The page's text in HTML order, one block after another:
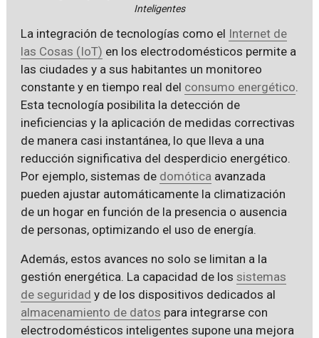
Inteligentes
La integración de tecnologías como el Internet de
las Cosas (IoT) en los electrodomésticos permite a
las ciudades y a sus habitantes un monitoreo
constante y en tiempo real del consumo energético.
Esta tecnología posibilita la detección de
ineficiencias y la aplicación de medidas correctivas
de manera casi instantánea, lo que lleva a una
reducción significativa del desperdicio energético.
Por ejemplo, sistemas de domótica avanzada
pueden ajustar automáticamente la climatización
de un hogar en función de la presencia o ausencia
de personas, optimizando el uso de energía.
Además, estos avances no solo se limitan a la
gestión energética. La capacidad de los sistemas
de seguridad y de los dispositivos dedicados al
almacenamiento de datos para integrarse con
electrodomésticos inteligentes supone una mejora